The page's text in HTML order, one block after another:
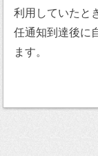
利用していたと
任通知到達後に
ます。